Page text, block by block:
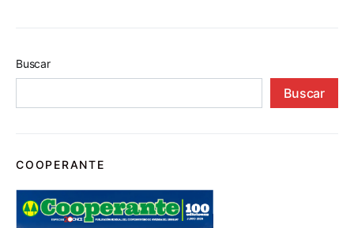
Buscar
Buscar
COOPERANTE